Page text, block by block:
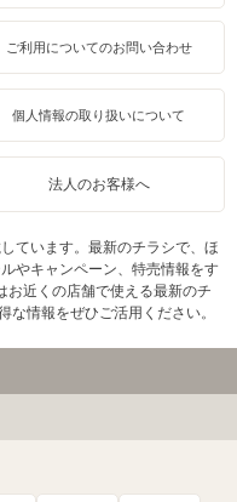
ご利用についてのお問い合わせ
個人情報の取り扱いについて
法人のお客様へ
ています。最新のチラシで、ほ
やキャンペーン、特売情報をす
お近くの店舗で使える最新のチ
な情報をぜひご活用ください。